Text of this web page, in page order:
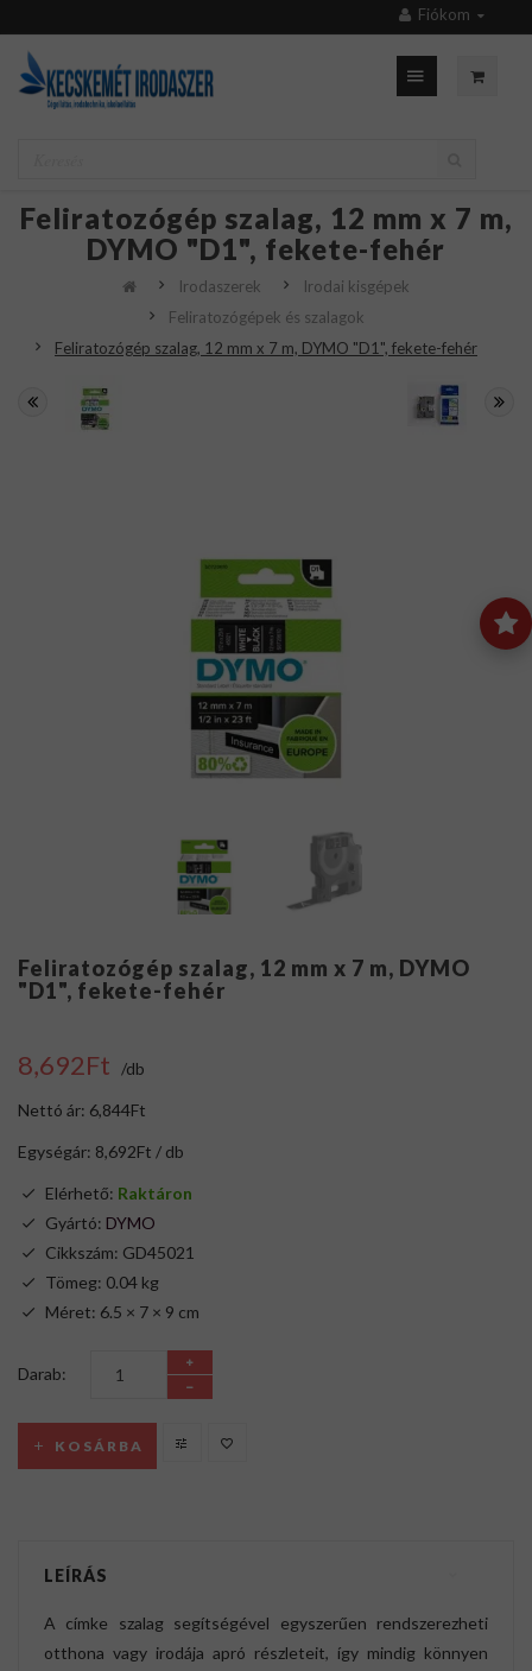
Fiókom
Feliratozógép szalag, 12 mm x 7 m,
DYMO "D1", fekete-fehér
Irodaszerek
Irodai kisgépek
Feliratozógépek és szalagok
Feliratozógép szalag, 12 mm x 7 m, DYMO "D1", fekete-fehér
Feliratozógép szalag, 12 mm x 7 m, DYMO
"D1", fekete-fehér
8,692Ft /db
Nettó ár: 6,844Ft
Egységár: 8,692Ft / db
Elérhető: Raktáron
Gyártó: DYMO
Cikkszám: GD45021
Tömeg: 0.04 kg
Méret: 6.5 × 7 × 9 cm
Darab:
KOSÁRBA
LEÍRÁS
A címke szalag segítségével egyszerűen rendszerezheti
otthona vagy irodája apró részleteit, így mindig könnyen